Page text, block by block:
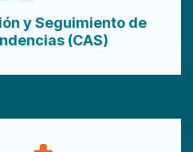
y Seguimiento de
(CAS)